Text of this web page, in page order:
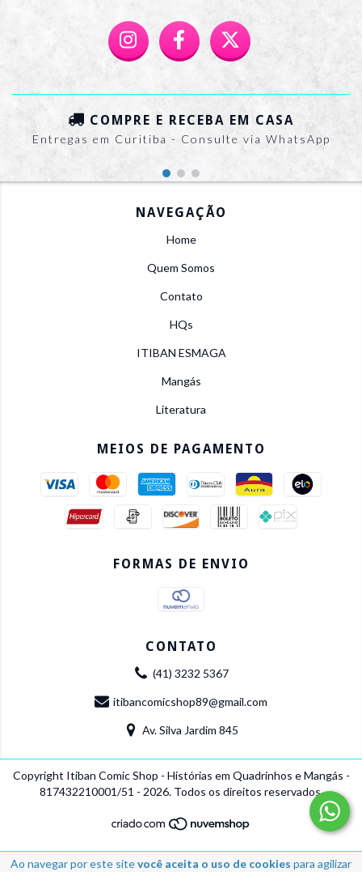
Ao navegar por este sitevocê aceita o uso de cookies para agilizar
COMPRE E RECEBA EM CASA
Entregas em Curitiba - Consulte via WhatsApp
NAVEGAÇÃO
Home
Quem Somos
Contato
HQs
ITIBAN ESMAGA
Mangás
Literatura
MEIOS DE PAGAMENTO
FORMAS DE ENVIO
CONTATO
(41) 3232 5367
itibancomicshop89@gmail.com
Av. Silva Jardim 845
Copyright Itiban Comic Shop - Histórias em Quadrinhos e Mangás -
817432210001/51 - 2026. Todos os direitos reservados.